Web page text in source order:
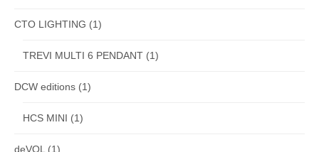
CTO LIGHTING (1)
TREVI MULTI 6 PENDANT (1)
DCW editions (1)
HCS MINI (1)
deVOL (1)